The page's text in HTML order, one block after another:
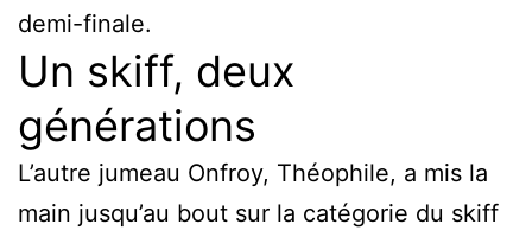
demi-finale.
Un skiff, deux
générations
L’autre jumeau Onfroy, Théophile, a mis la
main jusqu’au bout sur la catégorie du skiff